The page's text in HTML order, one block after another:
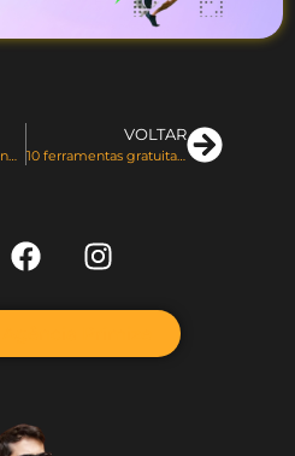
Além dos chavões, a nova era da criatividade
VOLTAR
10 ferramentas gratuitas do Google para profissionais de marketing em 2024